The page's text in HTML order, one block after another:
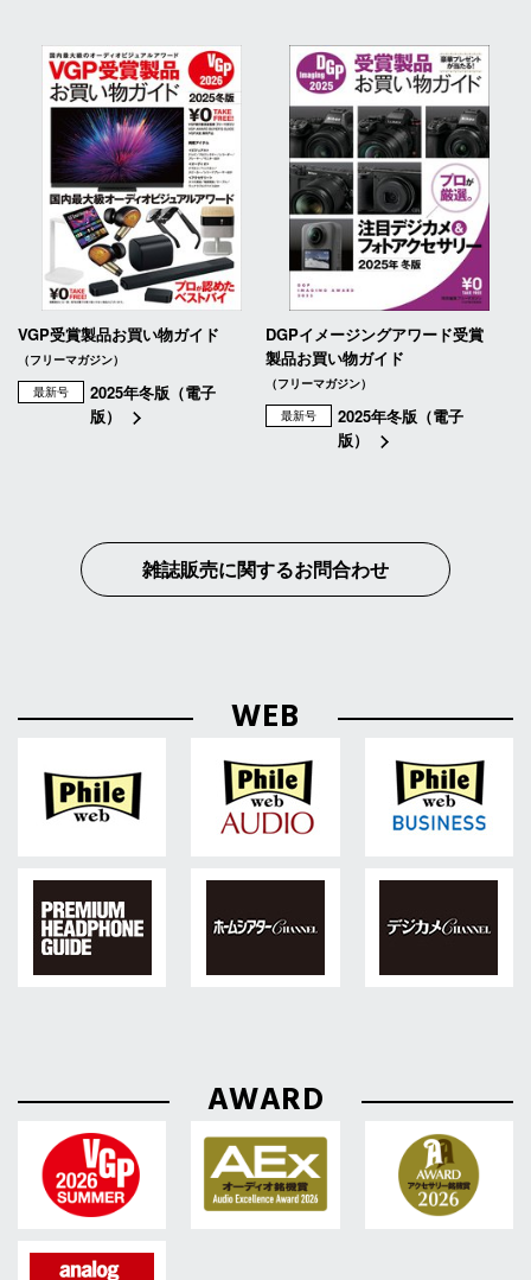
VGP受賞製品お買い物ガイド
（フリーマガジン）
最新号
2025年冬版（電子
版）
DGPイメージングアワード受賞
製品お買い物ガイド
（フリーマガジン）
最新号
2025年冬版（電子
版）
雑誌販売に関するお問合わせ
WEB
AWARD